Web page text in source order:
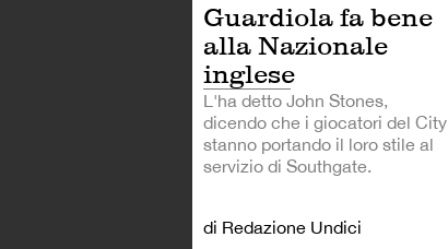
Guardiola fa bene
alla Nazionale
inglese
L'ha detto John Stones,
dicendo che i giocatori del City
stanno portando il loro stile al
servizio di Southgate.
di Redazione Undici